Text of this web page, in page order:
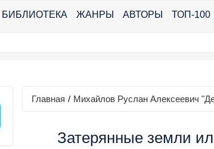
БИБЛИОТЕКА ЖАНРЫ АВТОРЫ ТОП-100
Главная / Михайлов Руслан Алексеевич
Затерянные земли